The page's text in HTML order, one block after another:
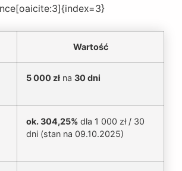
Wartość
5 000 zł na 30 dni
ok. 304,25% dla 1 000 zł / 30
dni (stan na 09.10.2025)